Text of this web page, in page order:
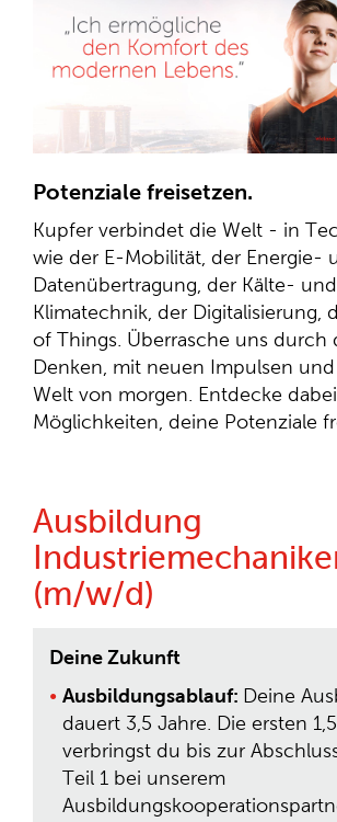
Potenziale freisetzen.
Kupfer verbindet die Welt - in
wie der E-Mobilität, der Energie-
Datenübertragung, der Kälte- und
Klimatechnik, der Digitalisierung,
of Things. Überrasche uns durch
Denken, mit neuen Impulsen
Welt von morgen. Entdecke
Möglichkeiten, deine Potenziale
Ausbildung
(m/w/d)
Deine Zukunft
Ausbildungsablauf: Deine
dauert 3,5 Jahre. Die ersten
verbringst du bis zur
Teil 1 bei unserem